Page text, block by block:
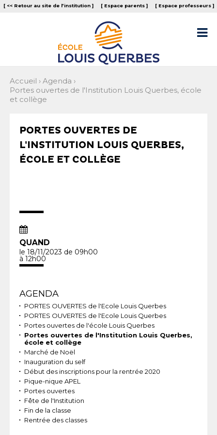
Aller
au
Outils
personnels
[ << Retour au site de l‘institution ] [ Espace parents ] [ Espace professeurs ]

Accueil › Agenda ›
Portes ouvertes de l'Institution Louis Querbes, école
et collège
PORTES OUVERTES DE
L'INSTITUTION LOUIS QUERBES,
ÉCOLE ET COLLÈGE
QUAND
le 18/11/2023 de 09h00
à 12h00
Navigation
AGENDA
PORTES OUVERTES de l'Ecole Louis Querbes
PORTES OUVERTES de l'Ecole Louis Querbes
Portes ouvertes de l'école Louis Querbes
Portes ouvertes de l'Institution Louis Querbes,
école et collège
Marché de Noël
Inauguration du self
Début des inscriptions pour la rentrée 2020
Pique-nique APEL
Portes ouvertes
Fête de l'Institution
Fin de la classe
Rentrée des classes